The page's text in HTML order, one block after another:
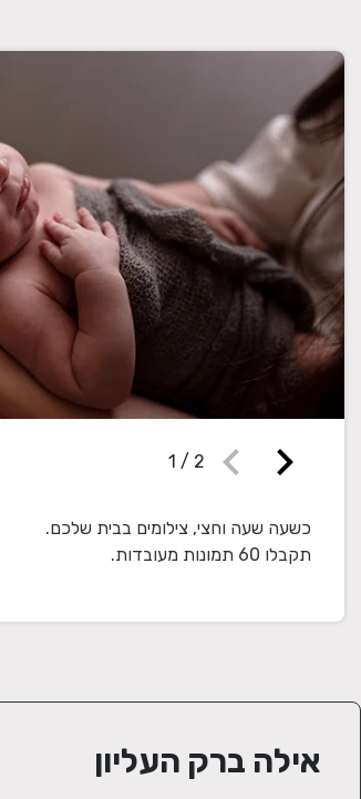
chevron_right
chevron_left
1 / 2
תקבלו 60 תמונות מעובדות.
אילה ברק העליון